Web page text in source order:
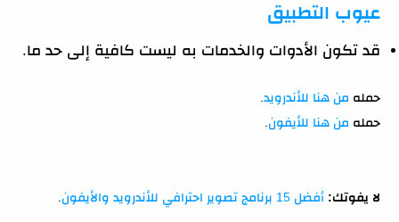
عيوب التطبيق
قد تكون الأدوات والخدمات به ليست كافية إلى حد ما.
حمله من هنا للأندرويد
حمله من هنا للأيفون
لا يفوتك: أفضل 15 برنامج تصوير احترافي للأندرويد والأيفون